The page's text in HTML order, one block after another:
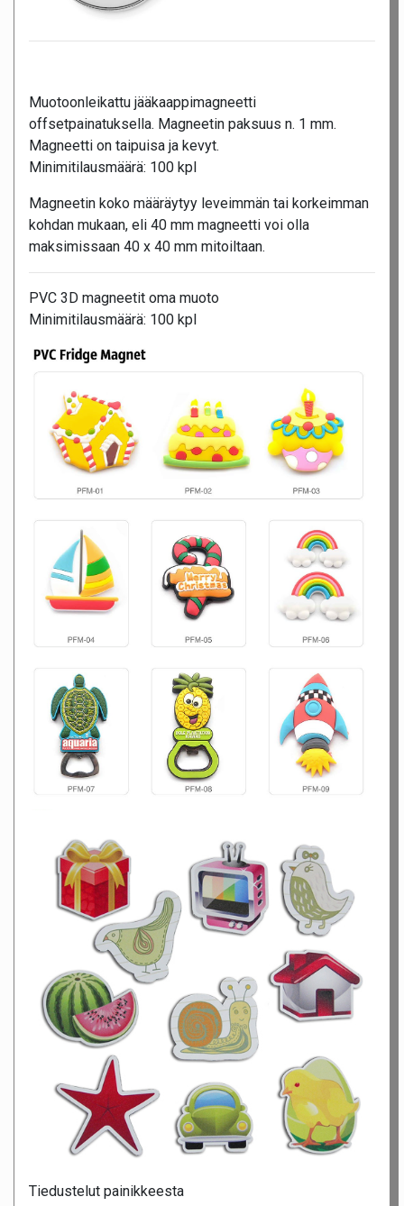
Muotoonleikattu jääkaappimagneetti
offsetpainatuksella. Magneetin paksuus n. 1 mm.
Magneetti on taipuisa ja kevyt.
Minimitilausmäärä: 100 kpl
Magneetin koko määräytyy leveimmän tai korkeimman
kohdan mukaan, eli 40 mm magneetti voi olla
maksimissaan 40 x 40 mm mitoiltaan.
PVC 3D magneetit oma muoto
Minimitilausmäärä: 100 kpl
Tiedustelut painikkeesta